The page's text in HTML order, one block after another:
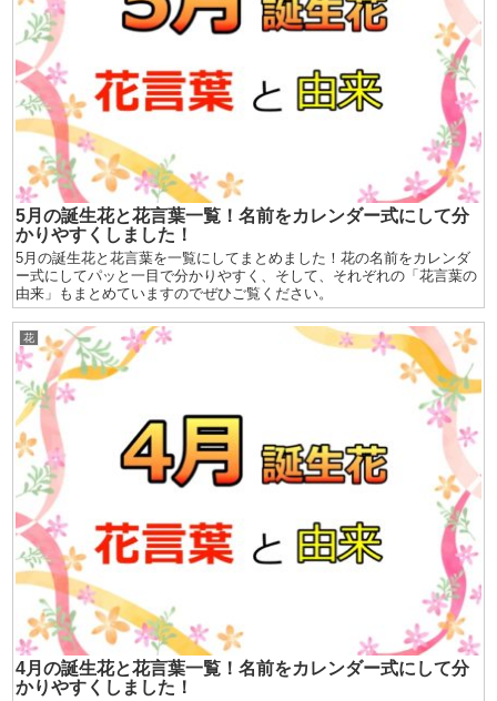
5月の誕生花と花言葉一覧！名前をカレンダー式にして分
かりやすくしました！
5月の誕生花と花言葉を一覧にしてまとめました！花の名前をカレンダ
ー式にしてパッと一目で分かりやすく、そして、それぞれの「花言葉の
由来」もまとめていますのでぜひご覧ください。
花
4月の誕生花と花言葉一覧！名前をカレンダー式にして分
かりやすくしました！